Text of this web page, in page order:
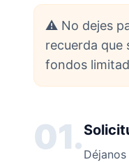
⚠️ No dejes
recuerda que
fondos
01.